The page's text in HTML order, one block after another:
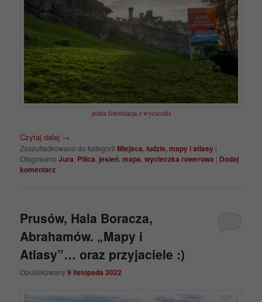
pełna fotorelacja z wycieczki
Czytaj dalej →
Zaszufladkowano do kategorii Miejsca, ludzie, mapy i atlasy |
Otagowano Jura Pilica jesień ,mapa ,wycieczka rowerowa | Dodaj
komentarz
Prusów, Hala Boracza,
Abrahamów. „Mapy i
Atlasy”… oraz przyjaciele :)
Opublikowany9 listopada 2022